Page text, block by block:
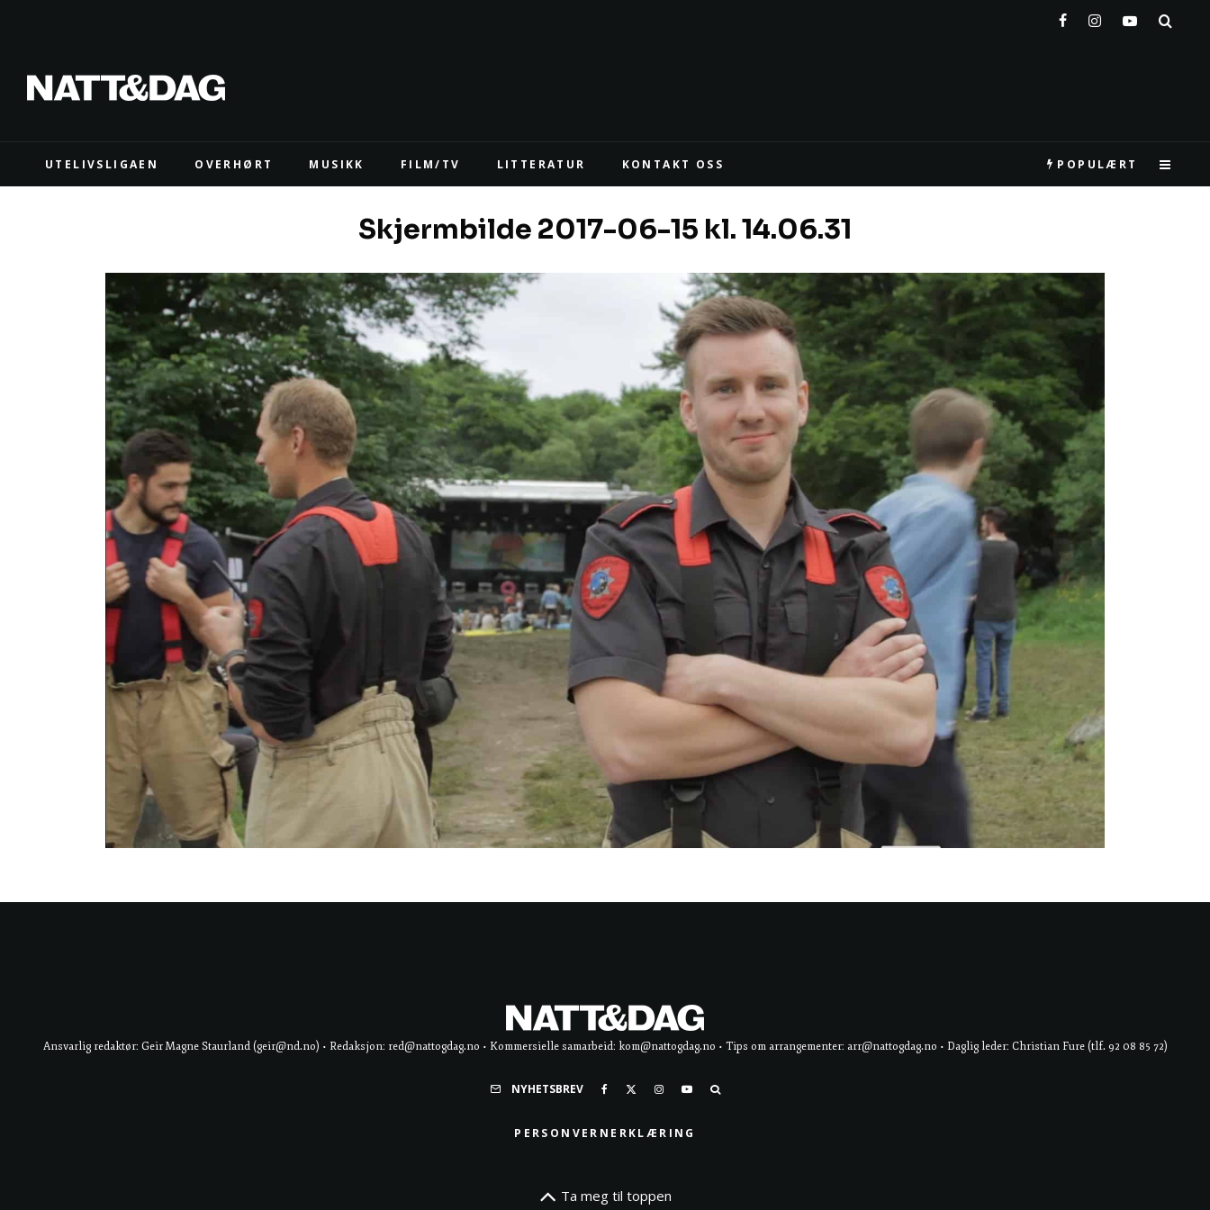
UTELIVSLIGAEN OVERHØRT MUSIKK FILM/TV LITTERATUR KONTAKT OSS POPULÆRT
Skjermbilde 2017-06-15 kl. 14.06.31
Ansvarlig redaktør: Geir Magne Staurland (geir@nd.no) • Redaksjon: red@nattogdag.no • Kommersielle samarbeid: kom@nattogdag.no • Tips om arrangementer: arr@nattogdag.no • Daglig leder: Christian Fure (tlf. 92 08 85 72)
NYHETSBREV
PERSONVERNERKLÆRING
Ta meg til toppen